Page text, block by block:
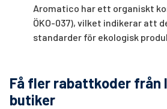
Aromatico har ett organiskt
ÖKO-037), vilket indikerar att
standarder för ekologisk
Få fler rabattkoder från
butiker